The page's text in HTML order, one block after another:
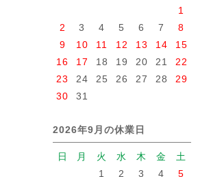
1
2
3 4 5 6 7
8
9
10 11 12 13 14
15
16
17 18 19 20 21
22
23
24 25 26 27 28
29
30
31
2026年9月の休業日
日 月 火 水 木 金
土
1
2 3 4
5